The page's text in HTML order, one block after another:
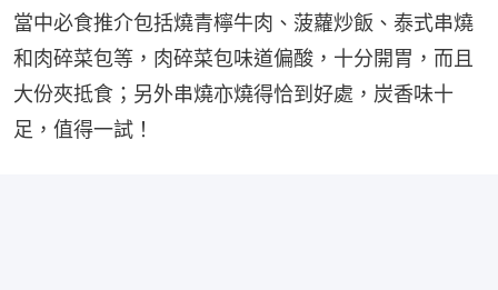
當中必食推介包括燒青檸牛肉、菠蘿炒飯、泰式串燒
和肉碎菜包等，肉碎菜包味道偏酸，十分開胃，而且
大份夾抵食；另外串燒亦燒得恰到好處，炭香味十
足，值得一試！